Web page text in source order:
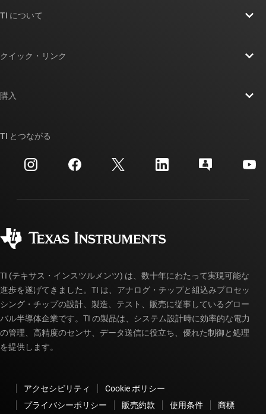
TI について
投資家向け情報
製造
クイック・リンク
クロスリファレンス検索
カスタマー・サポート・センター
myTI アカウントの FAQ
購入
ご注文に関する FAQ
TI とつながる
TI (テキサス・インスツルメンツ) は、数十年にわたって実現可能な
進歩を遂げてきました。TI は、アナログ・チップと組込みプロセッ
シング・チップの設計、製造、テスト、販売に従事しているグロー
バル半導体企業です。TI の製品は、システム設計時に効率的な電力
の管理、高精度のセンサ、データ送信に役立ち、優れた制御と処理
を提供します。
アクセシビリティ
Cookie ポリシー
プライバシーポリシー
販売約款 使用条件
商標